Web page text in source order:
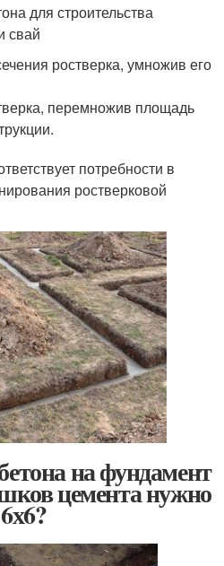
для строительства
свай
ростверка, умножив его
перемножив площадь
потребности в
ростверковой
на фундамент
цемента нужно